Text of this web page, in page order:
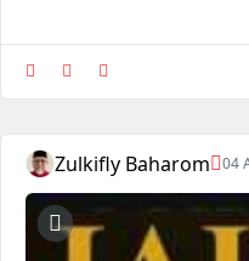
Zulkifly Baharom 04